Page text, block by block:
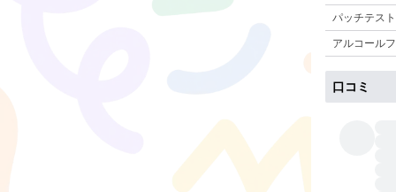
パッチテス
アルコール
口コミ